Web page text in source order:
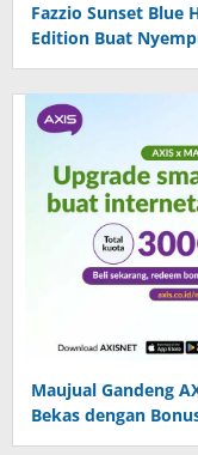
Fazzio Sunset
Edition Buat
Maujual Gandeng
Bekas dengan